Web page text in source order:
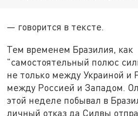
— говорится в тексте.
Тем временем Бразилия, как
"самостоятельный полюс
не только между Украиной и
между Россией и Западом.
этой неделе побывал в
личный отказ да Силвы